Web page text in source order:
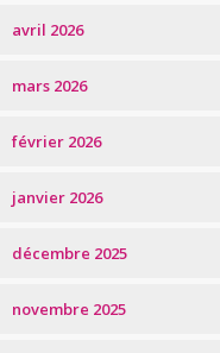
avril 2026
mars 2026
février 2026
janvier 2026
décembre 2025
novembre 2025